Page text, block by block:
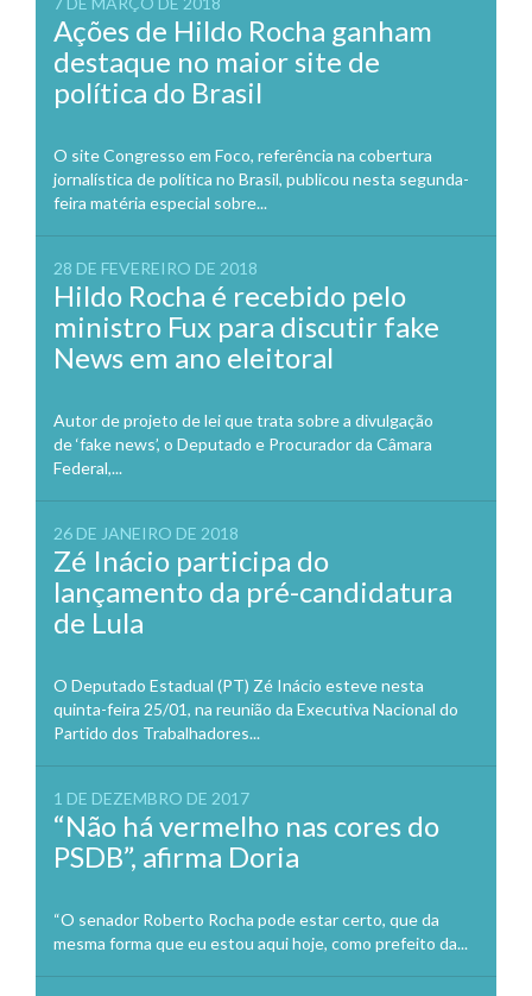
Ações de Hildo Rocha ganham
destaque no maior site de
política do Brasil
O site Congresso em Foco, referência na cobertura
jornalística de política no Brasil, publicou nesta segunda-
feira matéria especial sobre...
28 DE FEVEREIRO DE 2018
Hildo Rocha é recebido pelo
ministro Fux para discutir fake
News em ano eleitoral
Autor de projeto de lei que trata sobre a divulgação
de ‘fake news’, o Deputado e Procurador da Câmara
Federal,...
26 DE JANEIRO DE 2018
Zé Inácio participa do
lançamento da pré-candidatura
de Lula
O Deputado Estadual (PT) Zé Inácio esteve nesta
quinta-feira 25/01, na reunião da Executiva Nacional do
Partido dos Trabalhadores...
1 DE DEZEMBRO DE 2017
“Não há vermelho nas cores do
PSDB”, afirma Doria
“O senador Roberto Rocha pode estar certo, que da
mesma forma que eu estou aqui hoje, como prefeito da...